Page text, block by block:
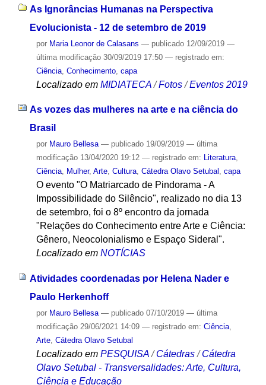
As Ignorâncias Humanas na Perspectiva
Evolucionista - 12 de setembro de 2019
por Maria Leonor de Calasans — publicado12/09/2019 —
última modificação30/09/2019 17:50 — registrado em:
Ciência, Conhecimento, capa
Localizado em MIDIATECA /Fotos /Eventos 2019
As vozes das mulheres na arte e na ciência do
Brasil
por Mauro Bellesa — publicado19/09/2019 — última
modificação13/04/2020 19:12 — registrado em: Literatura,
Ciência, Mulher, Arte, Cultura, Cátedra Olavo Setubal , capa
O evento "O Matriarcado de Pindorama - A
Impossibilidade do Silêncio", realizado no dia 13
de setembro, foi o 8º encontro da jornada
"Relações do Conhecimento entre Arte e Ciência:
Gênero, Neocolonialismo e Espaço Sideral".
Localizado em NOTÍCIAS
Atividades coordenadas por Helena Nader e
Paulo Herkenhoff
por Mauro Bellesa — publicado07/10/2019 — última
modificação29/06/2021 14:09 — registrado em: Ciência,
Arte, Cátedra Olavo Setubal
Localizado em PESQUISA /Cátedras/Cátedra
Olavo Setubal - Transversalidades: Arte, Cultura,
Ciência e Educação